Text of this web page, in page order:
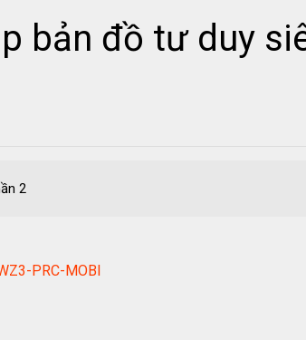
bản đồ tư duy
2
PRC-MOBI